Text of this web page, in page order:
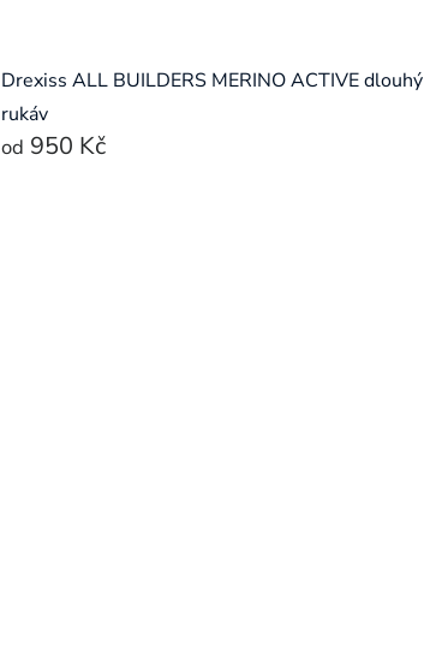
Drexiss ALL BUILDERS MERINO ACTIVE dlouhý
rukáv
od 950 Kč